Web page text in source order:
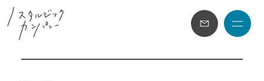
メニ